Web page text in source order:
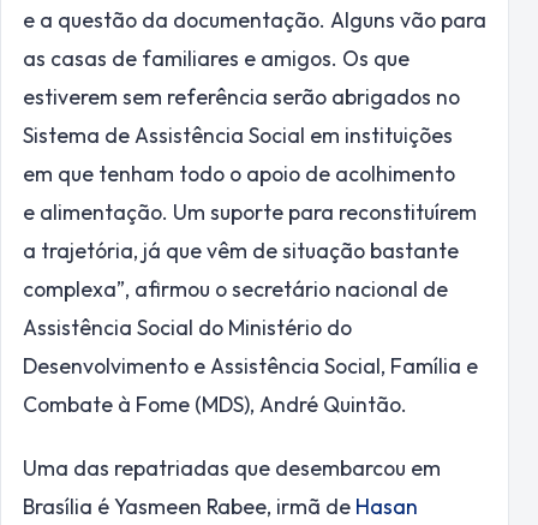
e a questão da documentação. Alguns vão para
as casas de familiares e amigos. Os que
estiverem sem referência serão abrigados no
Sistema de Assistência Social em instituições
em que tenham todo o apoio de acolhimento
e alimentação. Um suporte para reconstituírem
a trajetória, já que vêm de situação bastante
complexa”, afirmou o secretário nacional de
Assistência Social do Ministério do
Desenvolvimento e Assistência Social, Família e
Combate à Fome (MDS), André Quintão.
Uma das repatriadas que desembarcou em
Brasília é Yasmeen Rabee, irmã de Hasan